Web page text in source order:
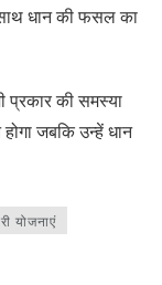
धान की फसल का
प्रकार की समस्या
जबकि उन्हें धान
योजनाएं